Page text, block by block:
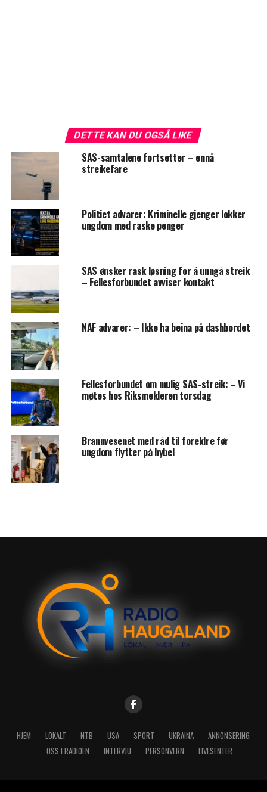
DETTE KAN DU OGSÅ LIKE
SAS-samtalene fortsetter – ennå
streikefare
Politiet advarer: Kriminelle gjenger lokker
ungdom med raske penger
SAS ønsker rask løsning for å unngå streik
– Fellesforbundet avviser kontakt
NAF advarer: – Ikke ha beina på dashbordet
Fellesforbundet om mulig SAS-streik: – Vi
møtes hos Riksmekleren torsdag
Brannvesenet med råd til foreldre før
ungdom flytter på hybel
HJEM LOKALT NTB USA SPORT UKRAINA
ANNONSERING
OSS I RADIOEN
INTERVJU PERSONVERN LIVESENTER